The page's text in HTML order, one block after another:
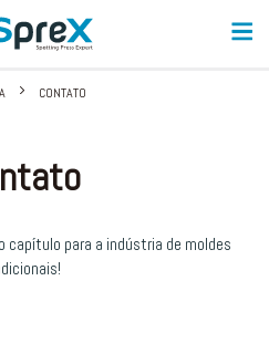
CONTATO
capítulo para a indústria de moldes